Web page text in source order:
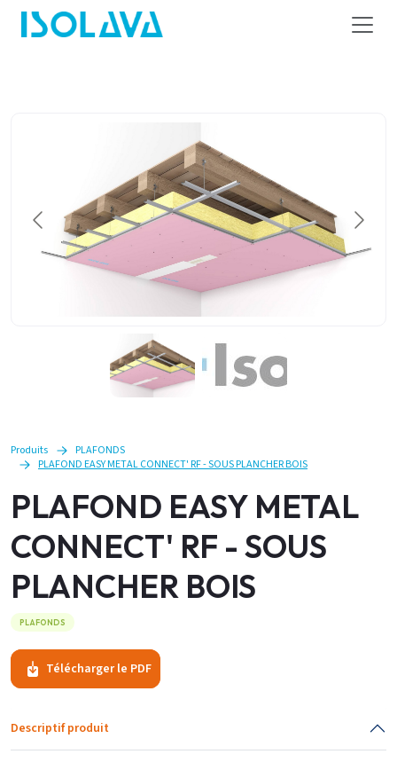
Produits
PLAFONDS
PLAFOND EASY METAL CONNECT' RF - SOUS PLANCHER BOIS
PLAFOND EASY METAL
CONNECT' RF - SOUS
PLANCHER BOIS
PLAFONDS
Télécharger le PDF
Descriptif produit